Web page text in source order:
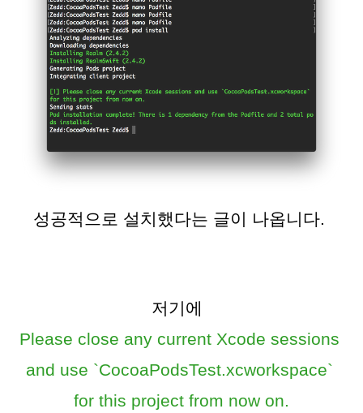
성공적으로 설치했다는 글이 나옵니다.
저기에
Please close any current Xcode sessions
and use `CocoaPodsTest.xcworkspace`
for this project from now on.